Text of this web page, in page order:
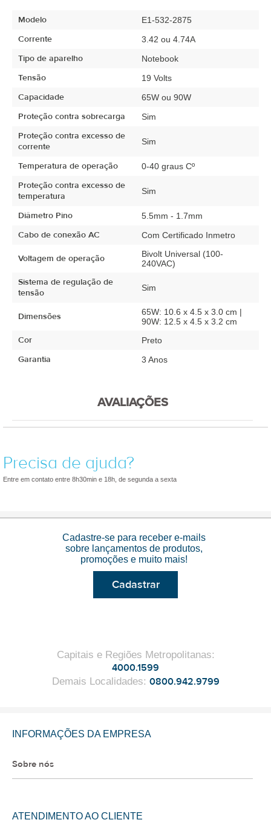
Modelo E1-532-2875
Corrente 3.42 ou 4.74A
Tipo de aparelho Notebook
Tensão 19 Volts
Capacidade 65W ou 90W
Proteção contra sobrecarga Sim
Proteção contra excesso de
corrente
Sim
Temperatura de operação 0-40 graus Cº
Proteção contra excesso de
temperatura
Sim
Diâmetro Pino 5.5mm - 1.7mm
Cabo de conexão AC Com Certificado Inmetro
Voltagem de operação
Bivolt Universal (100-
240VAC)
Sistema de regulação de
tensão
Sim
Dimensões
65W: 10.6 x 4.5 x 3.0 cm |
90W: 12.5 x 4.5 x 3.2 cm
Cor Preto
Garantia 3 Anos
AVALIAÇÕES
Precisa de ajuda?
Entre em contato entre 8h30min e 18h, de segunda a sexta
Cadastre-se para receber e-mails
sobre lançamentos de produtos,
promoções e muito mais!
Cadastrar
Capitais e Regiões Metropolitanas:
4000.1599
Demais Localidades: 0800.942.9799
INFORMAÇÕES DA EMPRESA
Sobre nós
ATENDIMENTO AO CLIENTE